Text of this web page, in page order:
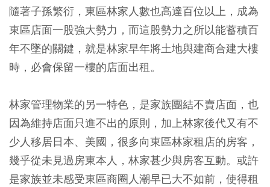
隨著子孫繁衍，東區林家人數也高達百位以上，成為
東區店面一股強大勢力，而這股勢力之所以能蓄積百
年不墜的關鍵，就是林家早年將土地與建商合建大樓
時，必會保留一樓的店面出租。
林家管理物業的另一特色，是家族團結不賣店面，也
因為維持店面只進不出的原則，加上林家後代又有不
少人移居日本、美國，很多向東區林家租店的房客，
幾乎從未見過房東本人，林家甚少與房客互動。或許
是家族並未感受東區商圈人潮早已大不如前，使得租